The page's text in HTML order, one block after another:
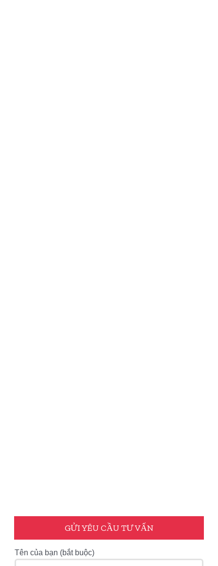
GỬI YÊU CẦU TƯ VẤN
Tên của bạn (bắt buộc)